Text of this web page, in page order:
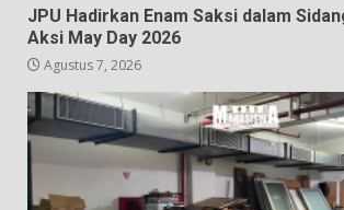
JPU Hadirkan Enam Saksi dalam
Aksi May Day 2026
Agustus 7, 2026